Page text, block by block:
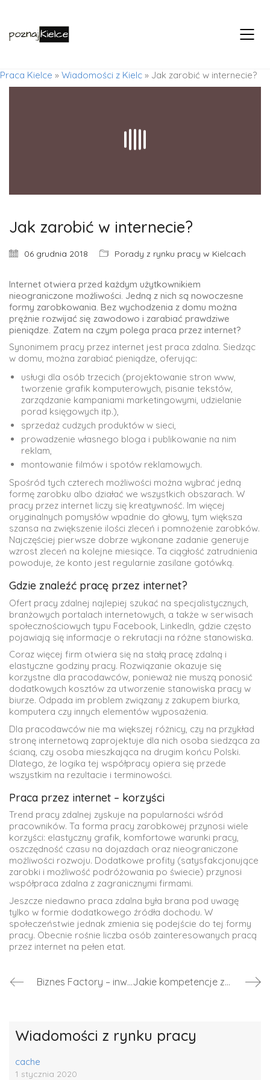
Praca Kielce » Wiadomości z Kielc » Jak zarobić w internecie?
Jak zarobić w internecie?
06 grudnia 2018 Porady z rynku pracy w Kielcach
Internet otwiera przed każdym użytkownikiem
nieograniczone możliwości. Jedną z nich są nowoczesne
formy zarobkowania. Bez wychodzenia z domu można
prężnie rozwijać się zawodowo i zarabiać prawdziwe
pieniądze. Zatem na czym polega praca przez internet?
Synonimem pracy przez internet jest praca zdalna. Siedząc
w domu, można zarabiać pieniądze, oferując:
usługi dla osób trzecich (projektowanie stron www,
tworzenie grafik komputerowych, pisanie tekstów,
zarządzanie kampaniami marketingowymi, udzielanie
porad księgowych itp.),
sprzedaż cudzych produktów w sieci,
prowadzenie własnego bloga i publikowanie na nim
reklam,
montowanie filmów i spotów reklamowych.
Spośród tych czterech możliwości można wybrać jedną
formę zarobku albo działać we wszystkich obszarach. W
pracy przez internet liczy się kreatywność. Im więcej
oryginalnych pomysłów wpadnie do głowy, tym większa
szansa na zwiększenie ilości zleceń i pomnożenie zarobków.
Najczęściej pierwsze dobrze wykonane zadanie generuje
wzrost zleceń na kolejne miesiące. Ta ciągłość zatrudnienia
powoduje, że konto jest regularnie zasilane gotówką.
Gdzie znaleźć pracę przez internet?
Ofert pracy zdalnej najlepiej szukać na specjalistycznych,
branżowych portalach internetowych, a także w serwisach
społecznościowych typu Facebook, LinkedIn, gdzie często
pojawiają się informacje o rekrutacji na różne stanowiska.
Coraz więcej firm otwiera się na stałą pracę zdalną i
elastyczne godziny pracy. Rozwiązanie okazuje się
korzystne dla pracodawców, ponieważ nie muszą ponosić
dodatkowych kosztów za utworzenie stanowiska pracy w
biurze. Odpada im problem związany z zakupem biurka,
komputera czy innych elementów wyposażenia.
Dla pracodawców nie ma większej różnicy, czy na przykład
stronę internetową zaprojektuje dla nich osoba siedząca za
ścianą, czy osoba mieszkająca na drugim końcu Polski.
Dlatego, że logika tej współpracy opiera się przede
wszystkim na rezultacie i terminowości.
Praca przez internet – korzyści
Trend pracy zdalnej zyskuje na popularności wśród
pracowników. Ta forma pracy zarobkowej przynosi wiele
korzyści: elastyczny grafik, komfortowe warunki pracy,
oszczędność czasu na dojazdach oraz nieograniczone
możliwości rozwoju. Dodatkowe profity (satysfakcjonujące
zarobki i możliwość podróżowania po świecie) przynosi
współpraca zdalna z zagranicznymi firmami.
Jeszcze niedawno praca zdalna była brana pod uwagę
tylko w formie dodatkowego źródła dochodu. W
społeczeństwie jednak zmienia się podejście do tej formy
pracy. Obecnie rośnie liczba osób zainteresowanych pracą
przez internet na pełen etat.
Biznes Factory – inwestycja służąca wsparciu przedsiębiorczości Jakie kompetencje zagwarantują pracę w Kielcach?
Wiadomości z rynku pracy
cache
1 stycznia 2020